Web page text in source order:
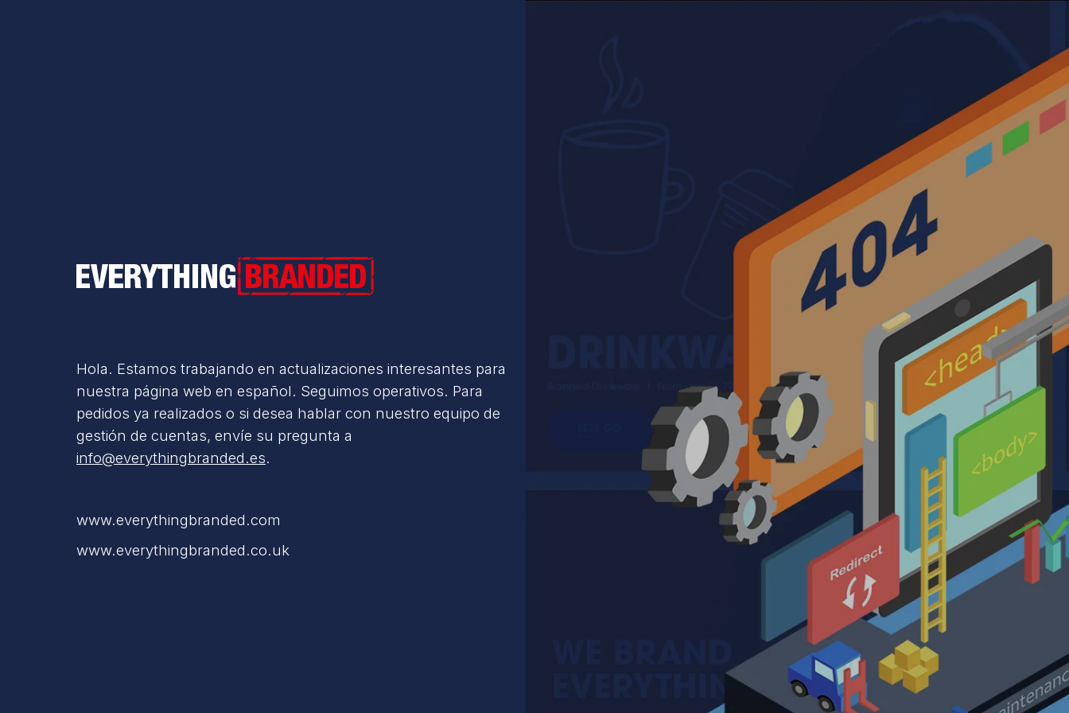
Everything Branded
Hola. Estamos trabajando en actualizaciones interesantes para
nuestra página web en español. Seguimos operativos. Para
pedidos ya realizados o si desea hablar con nuestro equipo de
gestión de cuentas, envíe su pregunta a
info@everythingbranded.es.
www.everythingbranded.com
www.everythingbranded.co.uk